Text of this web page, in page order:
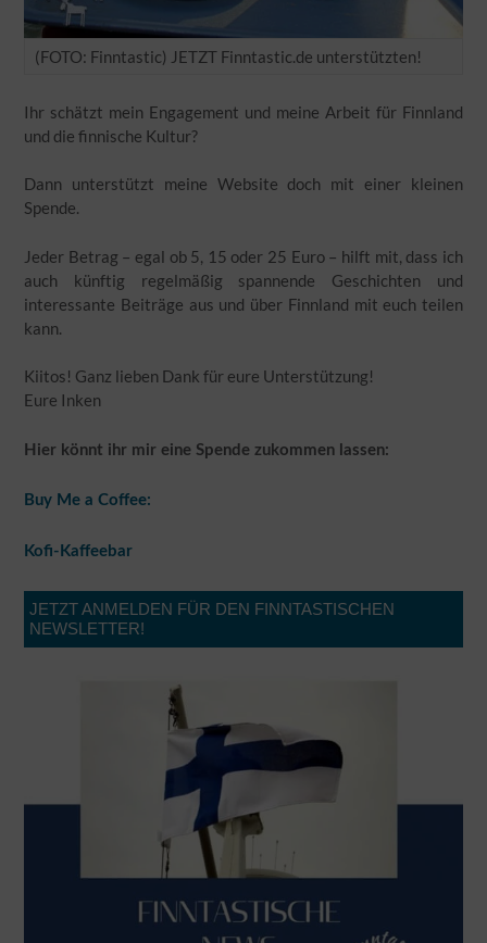
(FOTO: Finntastic) JETZT Finntastic.de unterstützten!
Ihr schätzt mein Engagement und meine Arbeit für Finnland
und die finnische Kultur?
Dann unterstützt meine Website doch mit einer kleinen
Spende.
Jeder Betrag – egal ob 5, 15 oder 25 Euro – hilft mit, dass ich
auch künftig regelmäßig spannende Geschichten und
interessante Beiträge aus und über Finnland mit euch teilen
kann.
Kiitos! Ganz lieben Dank für eure Unterstützung!
Eure Inken
Hier könnt ihr mir eine Spende zukommen lassen:
Buy Me a Coffee:
Kofi-Kaffeebar
JETZT ANMELDEN FÜR DEN FINNTASTISCHEN
NEWSLETTER!